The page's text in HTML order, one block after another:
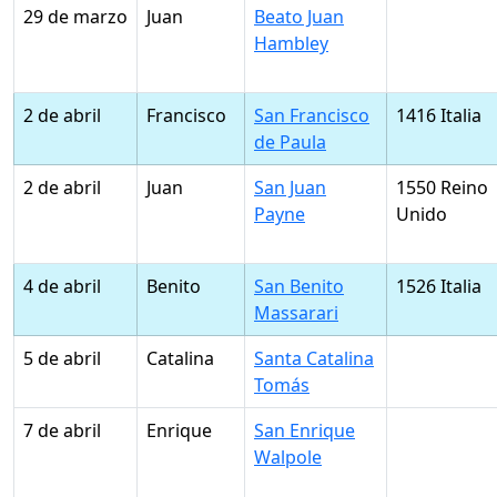
29 de marzo Juan
Beato Juan
Hambley
2 de abril Francisco
San Francisco
de Paula
1416 Italia
2 de abril Juan
San Juan
Payne
1550 Reino
Unido
4 de abril Benito
San Benito
Massarari
1526 Italia
5 de abril Catalina
Santa Catalina
Tomás
7 de abril
Enrique
San Enrique
Walpole